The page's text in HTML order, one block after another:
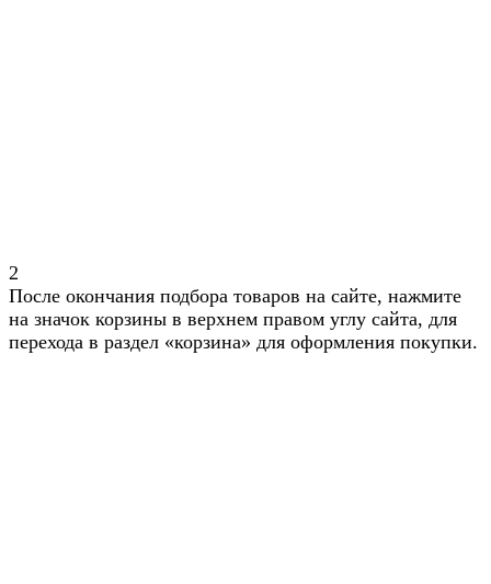
2
После окончания подбора товаров на сайте, нажмите
на значок корзины в верхнем правом углу сайта, для
перехода в раздел «корзина» для оформления покупки.